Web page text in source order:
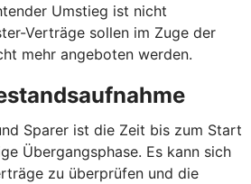
Umstieg ist nicht
Verträge sollen im Zuge der
mehr angeboten werden.
Sparer ist die Zeit bis zum Start
Übergangsphase. Es kann sich
zu überprüfen und die